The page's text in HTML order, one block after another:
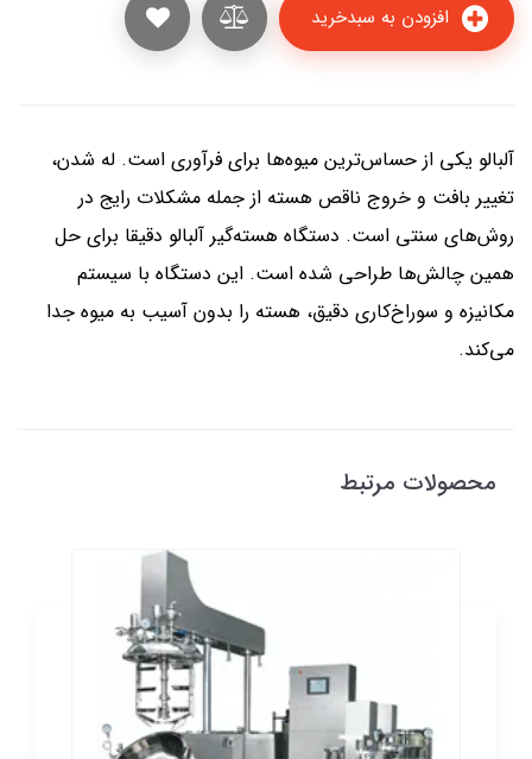
آلبالو یکی از حساس‌ترین میوه‌ها برای فرآوری است. له شدن،
تغییر بافت و خروج ناقص هسته از جمله مشکلات رایج در
روش‌های سنتی است. دستگاه هسته‌گیر آلبالو دقیقا برای حل
همین چالش‌ها طراحی شده است. این دستگاه با سیستم
مکانیزه و سوراخ‌کاری دقیق، هسته را بدون آسیب به میوه جدا
می‌کند.
محصولات مرتبط